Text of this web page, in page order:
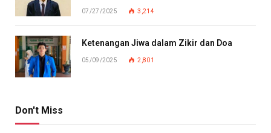
07/27/2025 3,214
Ketenangan Jiwa dalam Zikir dan Doa
05/09/2025 2,801
Don't Miss